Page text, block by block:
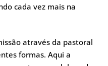
cada vez mais na
através da pastoral
formas. Aqui a